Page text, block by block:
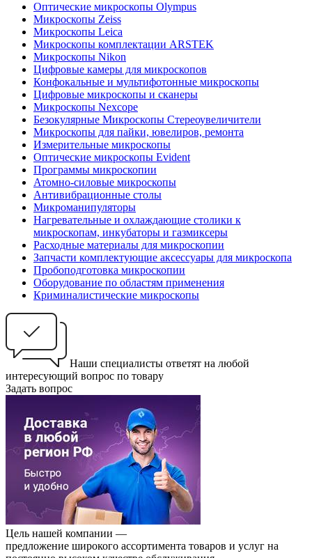
Оптические микроскопы Olympus
Микроскопы Zeiss
Микроскопы Leica
Микроскопы комплектации ARSTEK
Микроскопы Nikon
Цифровые камеры для микроскопов
Конфокальные и мультифотонные микроскопы
Цифровые микроскопы и сканеры
Микроскопы Nexcope
Безокулярные Микроскопы Стереоувеличители
Микроскопы для пайки, ювелиров, ремонта
Измерительные микроскопы
Оптические микроскопы Evident
Программы микроскопии
Атомно-силовые микроскопы
Антивибрационные столы
Микроманипуляторы
Нагревательные и охлаждающие столики к
микроскопам, инкубаторы и газмиксеры
Расходные материалы для микроскопии
Запчасти комплектующие аксессуары для микроскопа
Пробоподготовка микроскопии
Оборудование по областям применения
Криминалистические микроскопы
Наши специалисты ответят на любой
интересующий вопрос по товару
Задать вопрос
Цель нашей компании —
предложение широкого ассортимента товаров и услуг на